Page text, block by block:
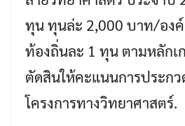
ทุน ทุนล่ะ 2,000 บาท/อง
ท้องถิ่นละ 1 ทุน ตามหลัก
ตัดสินให้คะแนนการประก
โครงการทางวิทยาศาสตร์.